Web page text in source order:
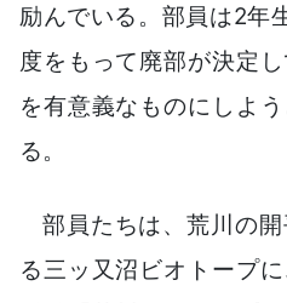
励んでいる。部員は2年
度をもって廃部が決定
を有意義なものにしよ
る。
部員たちは、荒川の
る三ッ又沼ビオトープ